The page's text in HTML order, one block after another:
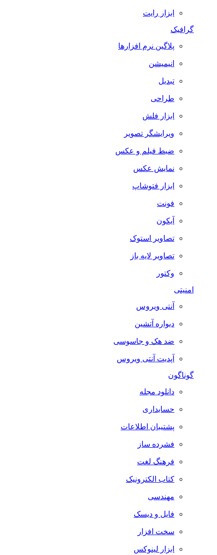
ابزار رایت
گرافیک
پلاگین نرم افزارها
انیمیشن
تبدیل
طراحی
ابزار فلش
ویرایشگر تصویر
ضبط فيلم و عكس
نمایش عکس
ابزار فتوشاپ
فونت
آیکون
تصاویر استوک
تصاویر لایه باز
وکتور
امنیتی
آنتی ویروس
دیواره آتشین
ضد هک و جاسوسی
آپدیت آنتی ویروس
گوناگون
دانلود مجله
حسابداری
پشتیبان اطلاعات
فشرده ساز
فرهنگ لغت
کتاب الکترونیک
مهندسی
فایل و دیسک
سخت افزار
ابزار لینوکس